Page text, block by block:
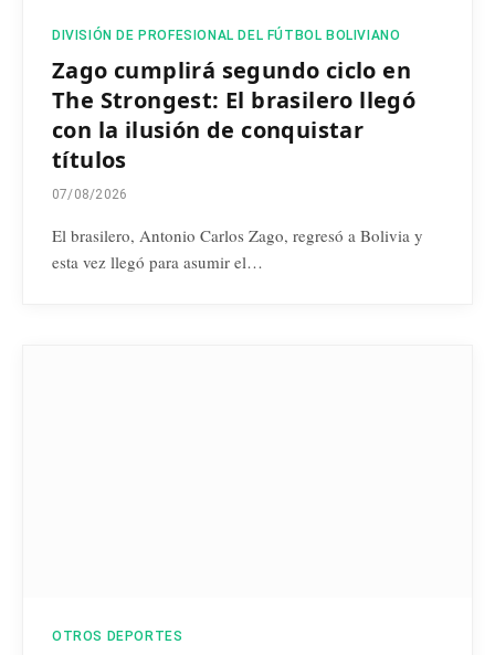
DIVISIÓN DE PROFESIONAL DEL FÚTBOL BOLIVIANO
Zago cumplirá segundo ciclo en
The Strongest: El brasilero llegó
con la ilusión de conquistar
títulos
07/08/2026
El brasilero, Antonio Carlos Zago, regresó a Bolivia y
esta vez llegó para asumir el…
OTROS DEPORTES